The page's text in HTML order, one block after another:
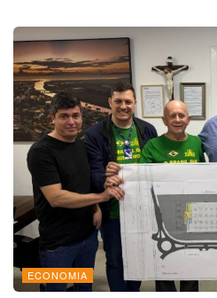
ECONOMIA